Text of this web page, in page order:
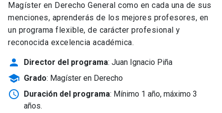
Magíster en Derecho General como en cada una de sus
menciones, aprenderás de los mejores profesores, en
un programa flexible, de carácter profesional y
reconocida excelencia académica.
person Director del programa: Juan Ignacio Piña
school Grado: Magíster en Derecho
schedule Duración del programa: Mínimo 1 año, máximo 3
años.